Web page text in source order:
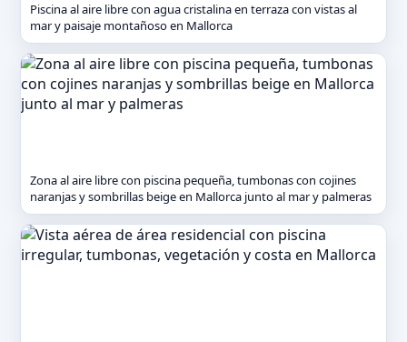
Piscina al aire libre con agua cristalina en terraza con vistas al
mar y paisaje montañoso en Mallorca
Zona al aire libre con piscina pequeña, tumbonas con cojines
naranjas y sombrillas beige en Mallorca junto al mar y palmeras